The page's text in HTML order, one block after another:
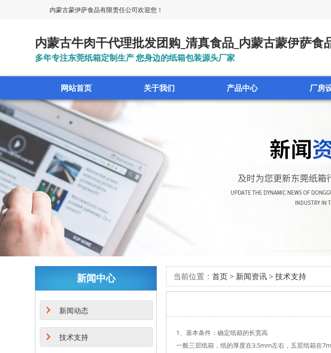
内蒙古蒙伊萨食品有限责任公司欢迎您！
内蒙古牛肉干代理批发团购_清真食品_内蒙古蒙伊萨食
多年专注东莞纸箱定制生产 您身边的纸箱包装源头厂家
网站首页 关于我们 产品中心 厂房
当前位置： 首页> 新闻资讯>技术支持
1、基本条件：确定纸箱的长宽高
一般三层纸箱，纸的厚度在3.5mm左右，五层纸箱在
新闻中心
新闻动态
技术支持